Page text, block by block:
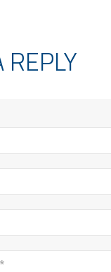
REPLY